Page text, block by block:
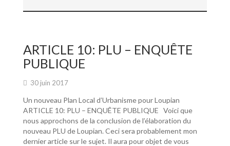
e
o
o
k
itt ta
er
ARTICLE 10: PLU – ENQUÊTE
PUBLIQUE
30 juin 2017
Un nouveau Plan Local d’Urbanisme pour Loupian
ARTICLE 10: PLU – ENQUÊTE PUBLIQUE Voici que
nous approchons de la conclusion de l’élaboration du
nouveau PLU de Loupian. Ceci sera probablement mon
dernier article sur le sujet. Il aura pour objet de vous